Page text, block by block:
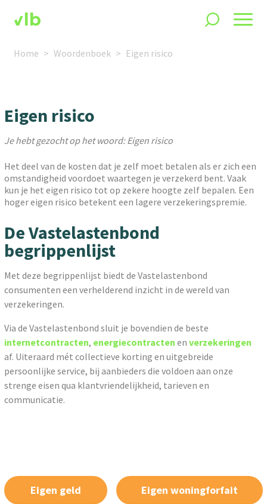
Home Woordenboek Eigen risico
Eigen risico
Je hebt gezocht op het woord: Eigen risico
Het deel van de kosten dat je zelf moet betalen als er zich een
omstandigheid voordoet waartegen je verzekerd bent. Vaak
kun je het eigen risico tot op zekere hoogte zelf bepalen. Een
hoger eigen risico betekent een lagere verzekeringspremie.
De Vastelastenbond
begrippenlijst
Met deze begrippenlijst biedt de Vastelastenbond
consumenten een verhelderend inzicht in de wereld van
verzekeringen.
Via de Vastelastenbond sluit je bovendien de beste
internetcontracten, energiecontracten enverzekeringen
af. Uiteraard mét collectieve korting en uitgebreide
persoonlijke service, bij aanbieders die voldoen aan onze
strenge eisen qua klantvriendelijkheid, tarieven en
communicatie.
Eigen geld Eigen woningforfait